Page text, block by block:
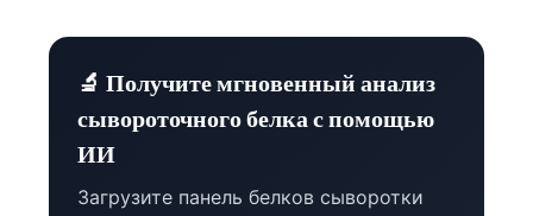
🔬 Получите мгновенный анализ
сывороточного белка с помощью
ИИ
Загрузите панель белков сыворотки